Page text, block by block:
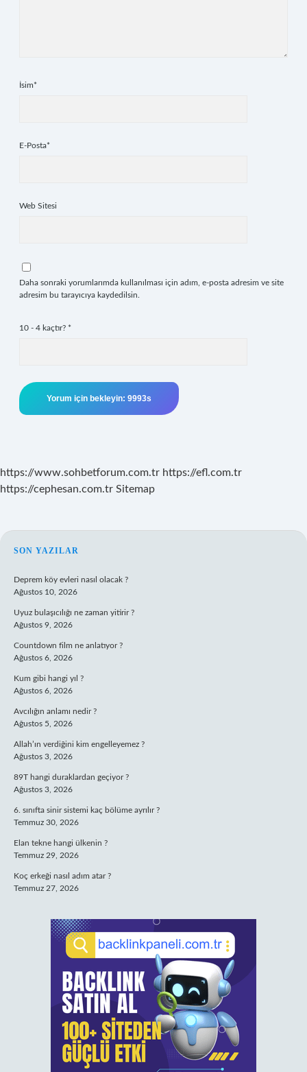
İsim*
E-Posta*
Web Sitesi
Daha sonraki yorumlarımda kullanılması için adım, e-posta adresim ve site
adresim bu tarayıcıya kaydedilsin.
10 - 4 kaçtır? *
https://www.sohbetforum.com.tr https://efl.com.tr
https://cephesan.com.tr Sitemap
SIDEBAR
SON YAZILAR
Deprem köy evleri nasıl olacak ?
Ağustos 10, 2026
Uyuz bulaşıcılığı ne zaman yitirir ?
Ağustos 9, 2026
Countdown film ne anlatıyor ?
Ağustos 6, 2026
Kum gibi hangi yıl ?
Ağustos 6, 2026
Avcılığın anlamı nedir ?
Ağustos 5, 2026
Allah’ın verdiğini kim engelleyemez ?
Ağustos 3, 2026
89T hangi duraklardan geçiyor ?
Ağustos 3, 2026
6. sınıfta sinir sistemi kaç bölüme ayrılır ?
Temmuz 30, 2026
Elan tekne hangi ülkenin ?
Temmuz 29, 2026
Koç erkeği nasıl adım atar ?
Temmuz 27, 2026